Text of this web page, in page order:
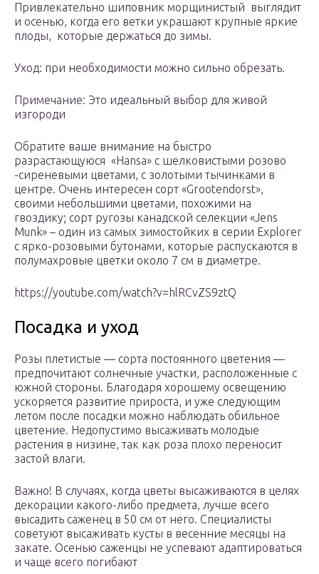
Привлекательно шиповник морщинистый выглядит
и осенью, когда его ветки украшают крупные яркие
плоды, которые держаться до зимы.
Уход: при необходимости можно сильно обрезать.
Примечание: Это идеальный выбор для живой
изгороди
Обратите ваше внимание на быстро
разрастающуюся «Hansa» с шелковистыми розово
-сиреневыми цветами, с золотыми тычинками в
центре. Очень интересен сорт «Grootendorst»,
своими небольшими цветами, похожими на
гвоздику; сорт ругозы канадской селекции «Jens
Munk» – один из самых зимостойких в серии Explorer
с ярко-розовыми бутонами, которые распускаются в
полумахровые цветки около 7 см в диаметре.
https://youtube.com/watch?v=hlRCvZS9ztQ
Посадка и уход
Розы плетистые — сорта постоянного цветения —
предпочитают солнечные участки, расположенные с
южной стороны. Благодаря хорошему освещению
ускоряется развитие прироста, и уже следующим
летом после посадки можно наблюдать обильное
цветение. Недопустимо высаживать молодые
растения в низине, так как роза плохо переносит
застой влаги.
Важно! В случаях, когда цветы высаживаются в целях
декорации какого-либо предмета, лучше всего
высадить саженец в 50 см от него. Специалисты
советуют высаживать кусты в весенние месяцы на
закате. Осенью саженцы не успевают адаптироваться
и чаще всего погибают